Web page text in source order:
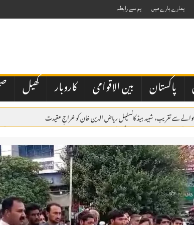
ہمارے بارے میں ہم سے رابطہ
پاکستان بین الاقوامی کاروبار کھیل
سے تقریب، شہید ہیڈ کانسٹیبل ریاض الدین خان کو خراجِ عقیدت
مشترکہ دفاعی معاہدہ مکہ مکرمہ میں ولی عہد و وزیراعظم شہزادہ محمد بن سلمان کی
والوں کا احتساب کریں، عظمیٰ بخاری کراچی میں مبینہ پولیس اہلکاروں کی شہریوں سے